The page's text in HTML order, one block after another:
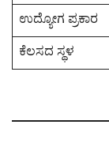
ಉದ್ಯೋಗ ಪ್ರಕಾರ
ಕೆಲಸದ ಸ್ಥಳ